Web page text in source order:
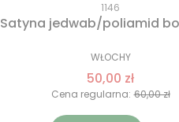
1146
Satyna jedwab/poliamid
WŁOCHY
50,00 zł
Cena regularna: 60,00 zł